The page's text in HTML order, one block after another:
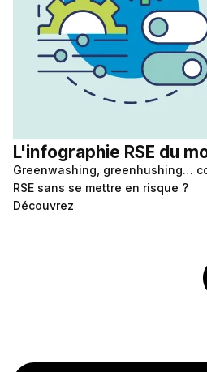
L'infographie RSE du
Greenwashing, greenhushing…
RSE sans se mettre en risque ?
Découvrez